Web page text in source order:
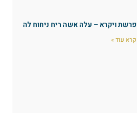
פרשת ויקרא – עלה אשה ריח ניחוח לה
קרא עוד »